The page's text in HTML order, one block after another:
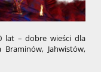
lat – dobre wieści dla
Jahwistów,